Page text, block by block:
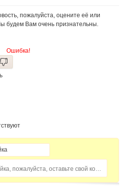
пожалуйста, оцените её или
будем Вам очень признательны.
Ошибка!
Домохозяйка, пожалуйста, оставьте свой комментарий...